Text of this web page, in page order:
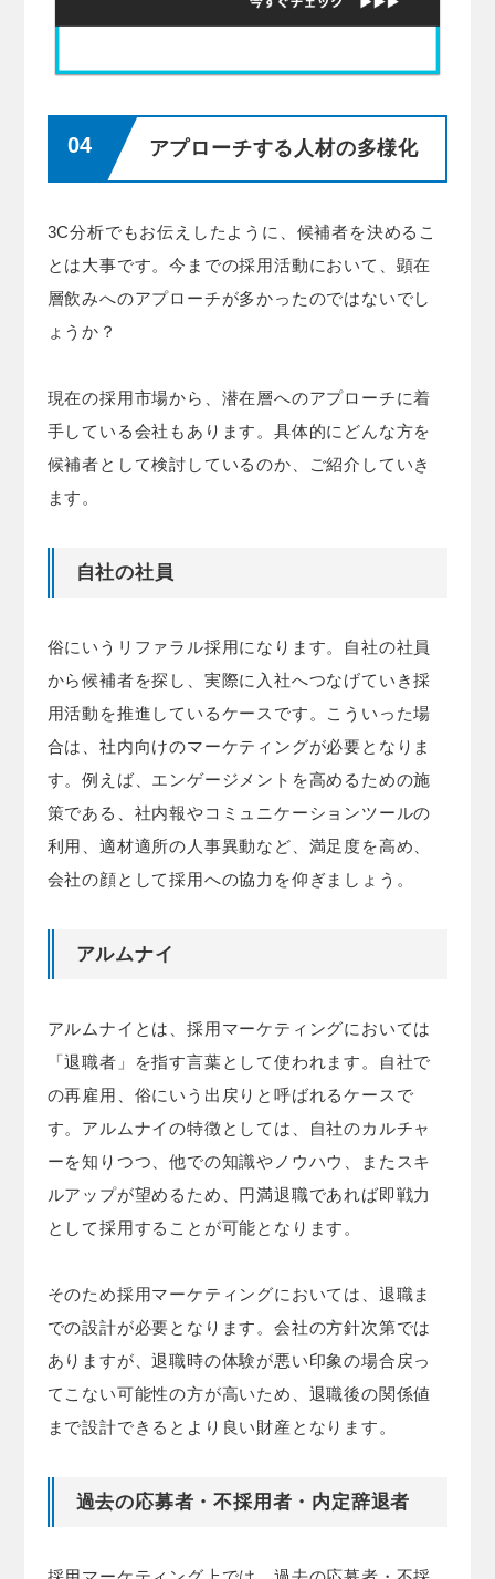
アプローチする人材の多様化
3C分析でもお伝えしたように、候補者を決めるこ
とは大事です。今までの採用活動において、顕在
層飲みへのアプローチが多かったのではないでし
ょうか？
現在の採用市場から、潜在層へのアプローチに着
手している会社もあります。具体的にどんな方を
候補者として検討しているのか、ご紹介していき
ます。
自社の社員
俗にいうリファラル採用になります。自社の社員
から候補者を探し、実際に入社へつなげていき採
用活動を推進しているケースです。こういった場
合は、社内向けのマーケティングが必要となりま
す。例えば、エンゲージメントを高めるための施
策である、社内報やコミュニケーションツールの
利用、適材適所の人事異動など、満足度を高め、
会社の顔として採用への協力を仰ぎましょう。
アルムナイ
アルムナイとは、採用マーケティングにおいては
「退職者」を指す言葉として使われます。自社で
の再雇用、俗にいう出戻りと呼ばれるケースで
す。アルムナイの特徴としては、自社のカルチャ
ーを知りつつ、他での知識やノウハウ、またスキ
ルアップが望めるため、円満退職であれば即戦力
として採用することが可能となります。
そのため採用マーケティングにおいては、退職ま
での設計が必要となります。会社の方針次第では
ありますが、退職時の体験が悪い印象の場合戻っ
てこない可能性の方が高いため、退職後の関係値
まで設計できるとより良い財産となります。
過去の応募者・不採用者・内定辞退者